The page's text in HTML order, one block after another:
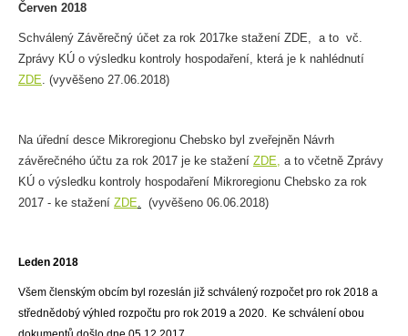
Červen 2018
Schválený Závěrečný účet za rok 2017ke stažení ZDE, a to vč.
Zprávy KÚ o výsledku kontroly hospodaření, která je k nahlédnutí
ZDE. (vyvěšeno 27.06.2018)
Na úřední desce Mikroregionu Chebsko byl zveřejněn Návrh
závěrečného účtu za rok 2017 je ke stažení ZDE, a to včetně Zprávy
KÚ o výsledku kontroly hospodaření Mikroregionu Chebsko za rok
2017 - ke stažení ZDE. (vyvěšeno 06.06.2018)
Leden 2018
Všem členským obcím byl rozeslán již schválený rozpočet pro rok 2018 a
střednědobý výhled rozpočtu pro rok 2019 a 2020. Ke schválení obou